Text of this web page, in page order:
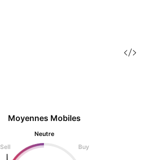
Moyennes Mobiles
Neutre
Sell
Buy